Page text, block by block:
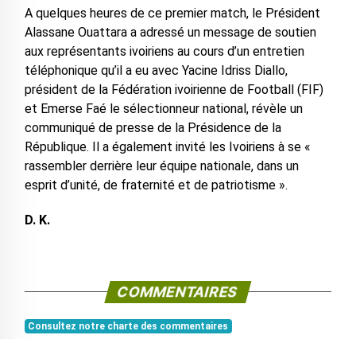
A quelques heures de ce premier match, le Président
Alassane Ouattara a adressé un message de soutien
aux représentants ivoiriens au cours d’un entretien
téléphonique qu’il a eu avec Yacine Idriss Diallo,
président de la Fédération ivoirienne de Football (FIF)
et Emerse Faé le sélectionneur national, révèle un
communiqué de presse de la Présidence de la
République. Il a également invité les Ivoiriens à se «
rassembler derrière leur équipe nationale, dans un
esprit d’unité, de fraternité et de patriotisme ».
D. K.
COMMENTAIRES
Consultez notre charte des commentaires